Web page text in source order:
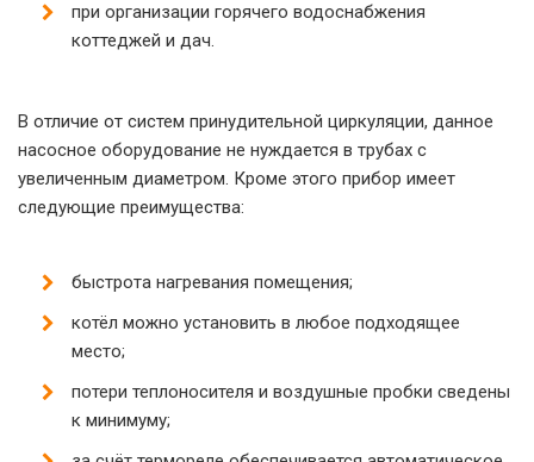
при организации горячего водоснабжения
коттеджей и дач.
В отличие от систем принудительной циркуляции, данное
насосное оборудование не нуждается в трубах с
увеличенным диаметром. Кроме этого прибор имеет
следующие преимущества:
быстрота нагревания помещения;
котёл можно установить в любое подходящее
место;
потери теплоносителя и воздушные пробки сведены
к минимуму;